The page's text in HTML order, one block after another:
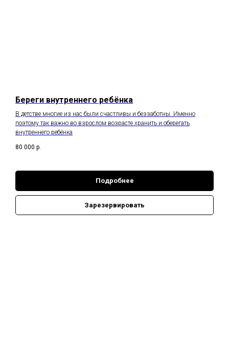
Береги внутреннего ребёнка
В детстве многие из нас были счастливы и беззаботны. Именно
поэтому так важно во взрослом возрасте хранить и оберегать
внутреннего ребёнка
80 000 р.
Подробнее
Зарезервировать